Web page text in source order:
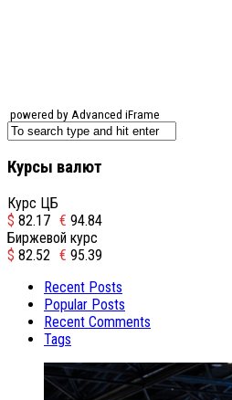
powered by Advanced iFrame
Курсы валют
Курс ЦБ
$ 82.17 € 94.84
Биржевой курс
$ 82.52 € 95.39
Recent Posts
Popular Posts
Recent Comments
Tags